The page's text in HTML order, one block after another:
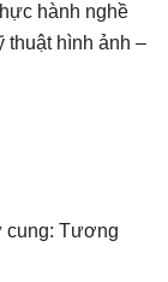
hành nghề
thuật hình ảnh –
cung: Tương